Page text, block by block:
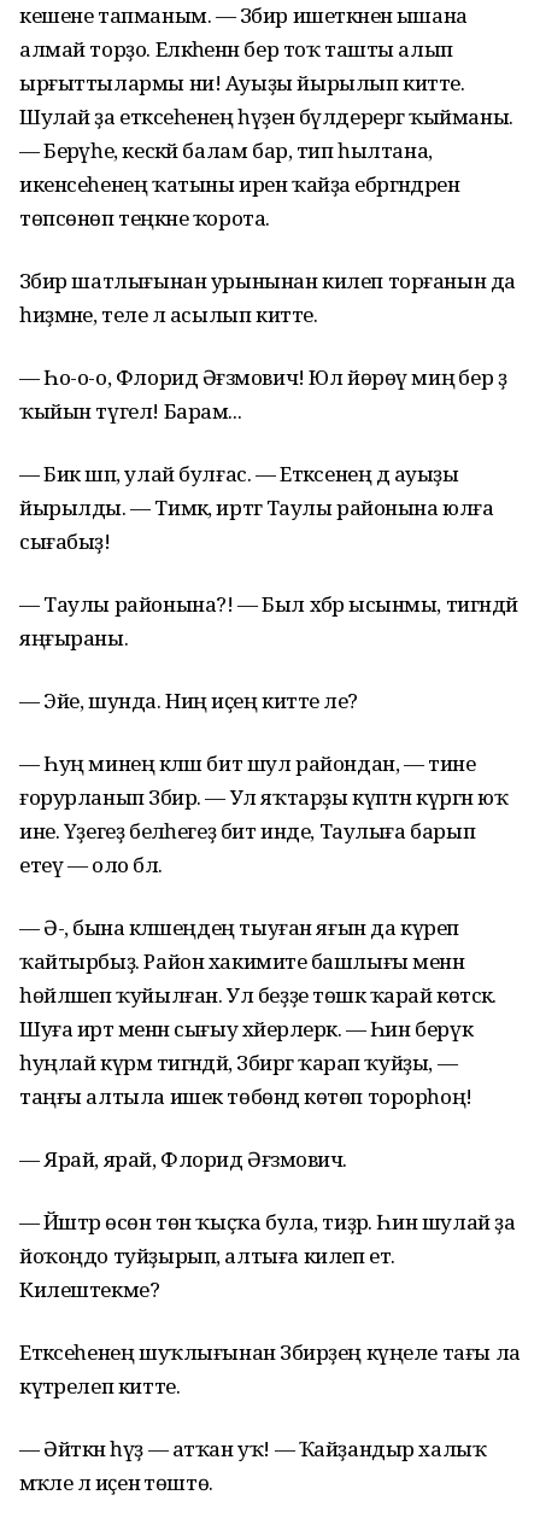
кешене тапманым. — Зәбир ишеткәненә ышана
алмай торҙо. Елкәһенән бер тоҡ ташты алып
ырғыттылармы ни! Ауыҙы йырылып китте.
Шулай ҙа етәксеһенең һүҙен бүлдерергә ҡыйманы.
— Берәүһе, кескәй балам бар, тип һылтана,
икенсеһенең ҡатыны ирен ҡайҙа ебәргәндәрен
төпсөнөп теңкәне ҡорота.
Зәбир шатлығынан урынынан килеп торғанын да
һиҙмәне, теле лә асылып китте.
— Һо-о-о, Флорид Әғзәмович! Юл йөрөү миңә бер ҙә
ҡыйын түгел! Барам...
— Бик шәп, улай булғас. — Етәксенең дә ауыҙы
йырылды. — Тимәк, иртәгә Таулы районына юлға
сығабыҙ!
— Таулы районына?! — Был хәбәр ысынмы, тигәндәй
яңғыраны.
— Эйе, шунда. Ниңә иҫең китте әле?
— Һуң минең кәләш бит шул райондан, — тине
ғорурланып Зәбир. — Ул яҡтарҙы күптән күргән юҡ
ине. Үҙегеҙ беләһегеҙ бит инде, Таулыға барып
етеү — оло бәлә.
— Ә-ә, бына кәләшеңдең тыуған яғын да күреп
ҡайтырбыҙ. Район хакимиәте башлығы менән
һөйләшеп ҡуйылған. Ул беҙҙе төшкә ҡарай көтәсәк.
Шуға иртә менән сығыу хәйерлерәк. — Һин берүк
һуңлай күрмә тигәндәй, Зәбиргә ҡарап ҡуйҙы, —
таңғы алтыла ишек төбөндә көтөп торорһоң!
— Ярай, ярай, Флорид Әғзәмович.
— Йәштәр өсөн төн ҡыҫҡа була, тиҙәр. Һин шулай ҙа
йоҡоңдо туйҙырып, алтыға килеп ет.
Килештекме?
Етәксеһенең шуҡлығынан Зәбирҙең күңеле тағы ла
күтәрелеп китте.
— Әйткән һүҙ — атҡан уҡ! — Ҡайҙандыр халыҡ
мәҡәле лә иҫенә төштө.